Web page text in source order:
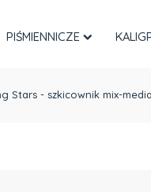
PIŚMIENNICZE
Stars - szkicownik mix-